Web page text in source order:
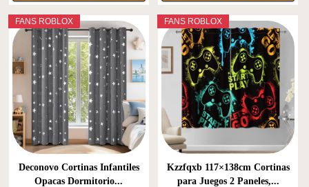
FANS ROBLOX
Deconovo Cortinas Infantiles
Opacas Dormitorio...
FANS ROBLOX
Kzzfqxb 117×138cm Cortinas
para Juegos 2 Paneles,...